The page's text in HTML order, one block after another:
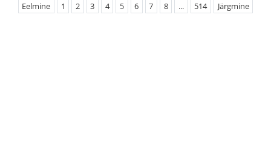
Eelmine 1 2 3 4 5 6 7 8 ... 514 Järgmine